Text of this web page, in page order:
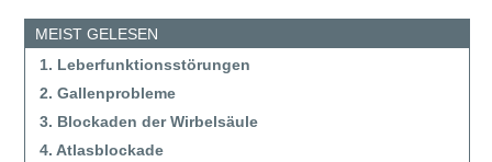
MEIST GELESEN
1. Leberfunktionsstörungen
2. Gallenprobleme
3. Blockaden der Wirbelsäule
4. Atlasblockade